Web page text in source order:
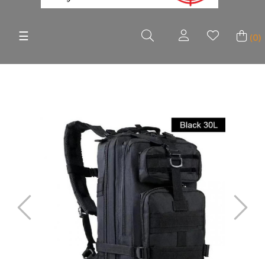
Basculer
☰ (0)